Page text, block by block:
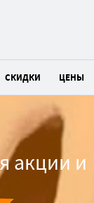
СКИДКИ ЦЕНЫ
акции и